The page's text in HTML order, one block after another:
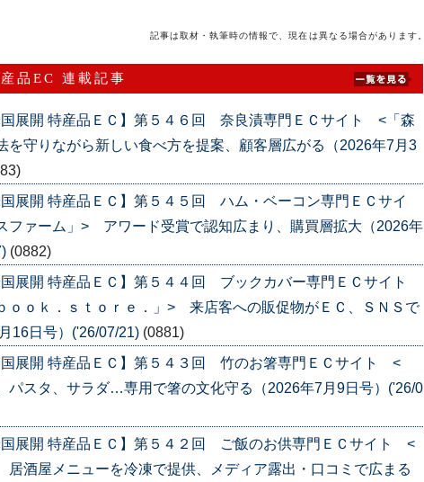
記事は取材・執筆時の情報で、現在は異なる場合があります。
品EC 連載記事
国展開 特産品ＥＣ】第５４６回 奈良漬専門ＥＣサイト <「森
守りながら新しい食べ方を提案、顧客層広がる（2026年7月3
国展開 特産品ＥＣ】第５４５回 ハム・ベーコン専門ＥＣサイ
ファーム」> アワード受賞で認知広まり、購買層拡大（2026年
(0882)
国展開 特産品ＥＣ】第５４４回 ブックカバー専門ＥＣサイト
ｏｏｋ．ｓｔｏｒｅ．」> 来店客への販促物がＥＣ、ＳＮＳで
16日号）('26/07/21) (0881)
国展開 特産品ＥＣ】第５４３回 竹のお箸専門ＥＣサイト <
パスタ、サラダ…専用で箸の文化守る（2026年7月9日号）('26/0
国展開 特産品ＥＣ】第５４２回 ご飯のお供専門ＥＣサイト <
居酒屋メニューを冷凍で提供、メディア露出・口コミで広まる